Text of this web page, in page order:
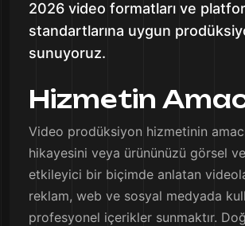
2026 video formatları ve
standartlarına uygun
sunuyoruz.
Hizmetin
Video prodüksiyon hizmetinin
hikayesini veya ürününüzü görsel
etkileyici bir biçimde anlatan
reklam, web ve sosyal medyada
profesyonel içerikler sunmaktır.